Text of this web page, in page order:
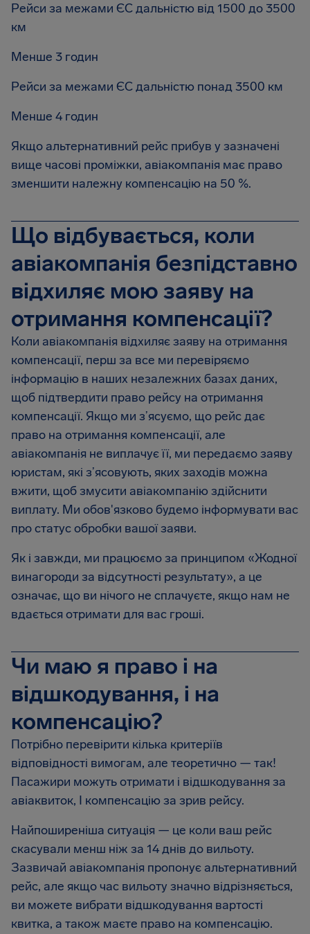
Рейси за межами ЄС дальністю від 1500 до 3500
км
Менше 3 годин
Рейси за межами ЄС дальністю понад 3500 км
Менше 4 годин
Якщо альтернативний рейс прибув у зазначені
вище часові проміжки, авіакомпанія має право
зменшити належну компенсацію на 50 %.
Що відбувається, коли
авіакомпанія безпідставно
відхиляє мою заяву на
отримання компенсації?
Коли авіакомпанія відхиляє заяву на отримання
компенсації, перш за все ми перевіряємо
інформацію в наших незалежних базах даних,
щоб підтвердити право рейсу на отримання
компенсації. Якщо ми з’ясуємо, що рейс дає
право на отримання компенсації, але
авіакомпанія не виплачує її, ми передаємо заяву
юристам, які з’ясовують, яких заходів можна
вжити, щоб змусити авіакомпанію здійснити
виплату. Ми обов'язково будемо інформувати вас
про статус обробки вашої заяви.
Як і завжди, ми працюємо за принципом «Жодної
винагороди за відсутності результату», а це
означає, що ви нічого не сплачуєте, якщо нам не
вдається отримати для вас гроші.
Чи маю я право і на
відшкодування, і на
компенсацію?
Потрібно перевірити кілька критеріїв
відповідності вимогам, але теоретично — так!
Пасажири можуть отримати і відшкодування за
авіаквиток, І компенсацію за зрив рейсу.
Найпоширеніша ситуація — це коли ваш рейс
скасували менш ніж за 14 днів до вильоту.
Зазвичай авіакомпанія пропонує альтернативний
рейс, але якщо час вильоту значно відрізняється,
ви можете вибрати відшкодування вартості
квитка, а також маєте право на компенсацію.